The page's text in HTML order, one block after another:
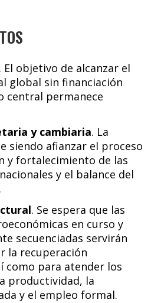
. El objetivo de alcanzar el
global sin financiación
central permanece
y cambiaria. La
siendo afianzar el proceso
y fortalecimiento de las
y el balance del
. Se espera que las
en curso y
secuenciadas servirán
la recuperación
como para atender los
productividad, la
y el empleo formal.